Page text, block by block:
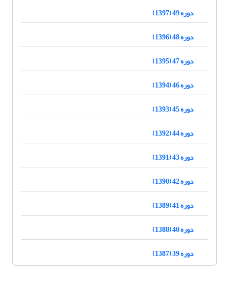
دوره 49 (1397)
دوره 48 (1396)
دوره 47 (1395)
دوره 46 (1394)
دوره 45 (1393)
دوره 44 (1392)
دوره 43 (1391)
دوره 42 (1390)
دوره 41 (1389)
دوره 40 (1388)
دوره 39 (1387)